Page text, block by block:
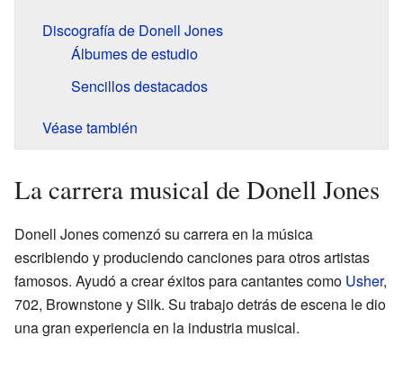
Discografía de Donell Jones
Álbumes de estudio
Sencillos destacados
Véase también
La carrera musical de Donell Jones
Donell Jones comenzó su carrera en la música
escribiendo y produciendo canciones para otros artistas
famosos. Ayudó a crear éxitos para cantantes como Usher,
702, Brownstone y Silk. Su trabajo detrás de escena le dio
una gran experiencia en la industria musical.